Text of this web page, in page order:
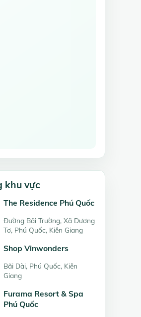
khu vực
The Residence Phú Quốc
Đường Bãi Trường, Xã Dương
Tơ, Phú Quốc, Kiên Giang
Shop Vinwonders
Bãi Dài, Phú Quốc, Kiên
Giang
Furama Resort & Spa
Phú Quốc